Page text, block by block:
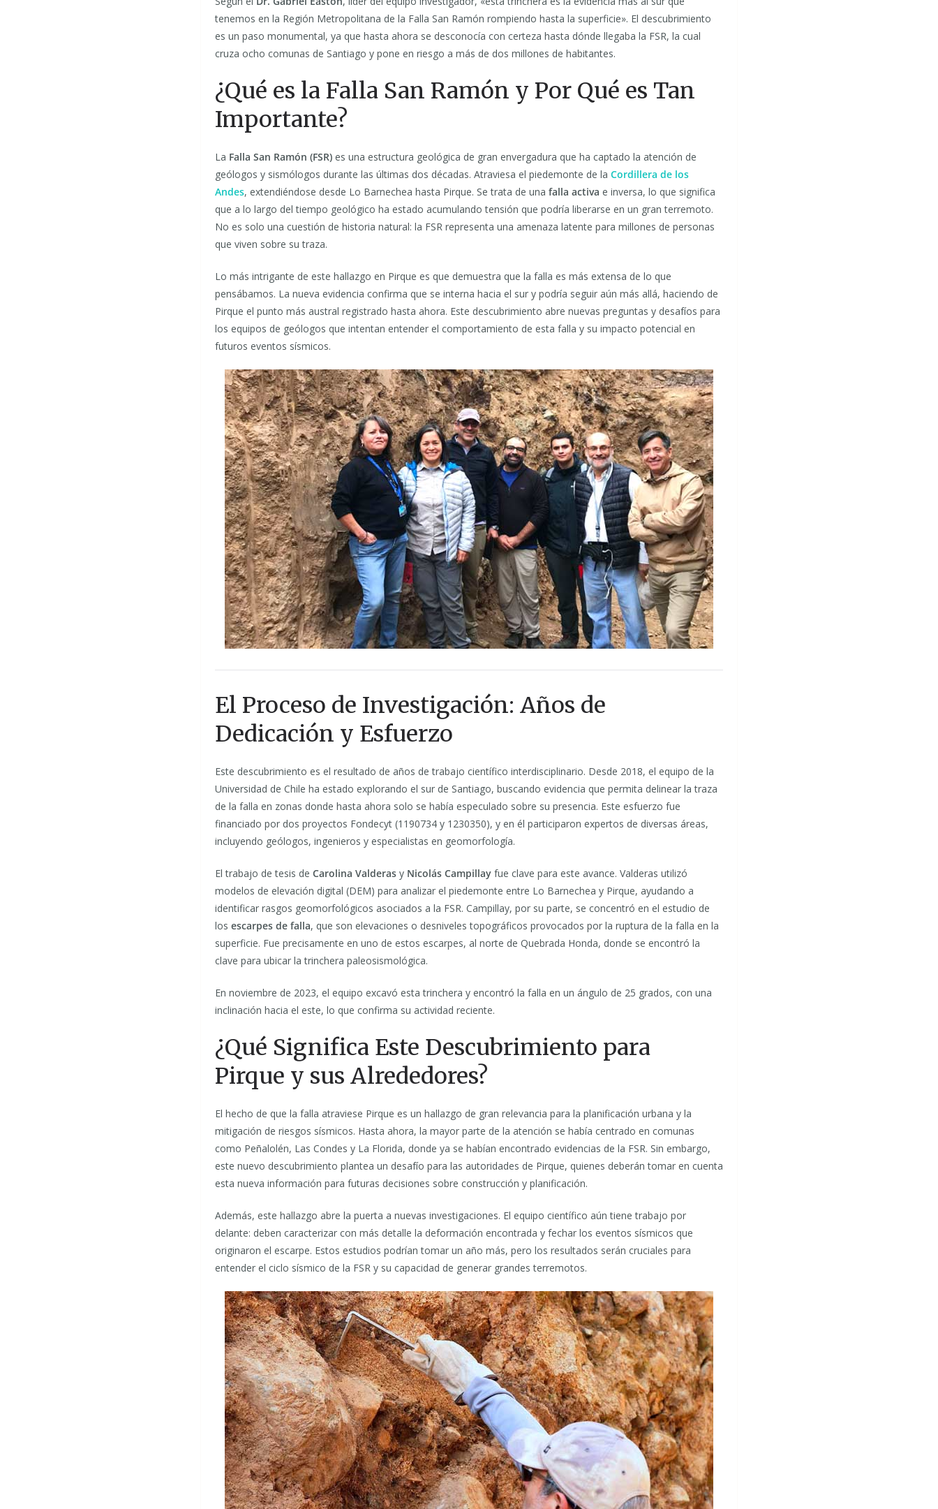
tenemos en la Región Metropolitana de la Falla San Ramón rompiendo hasta la superficie». El descubrimiento
es un paso monumental, ya que hasta ahora se desconocía con certeza hasta dónde llegaba la FSR, la cual
cruza ocho comunas de Santiago y pone en riesgo a más de dos millones de habitantes.
¿Qué es la Falla San Ramón y Por Qué es Tan
Importante?
La Falla San Ramón (FSR) es una estructura geológica de gran envergadura que ha captado la atención de
geólogos y sismólogos durante las últimas dos décadas. Atraviesa el piedemonte de la Cordillera de los
Andes, extendiéndose desde Lo Barnechea hasta Pirque. Se trata de una falla activa e inversa, lo que significa
que a lo largo del tiempo geológico ha estado acumulando tensión que podría liberarse en un gran terremoto.
No es solo una cuestión de historia natural: la FSR representa una amenaza latente para millones de personas
que viven sobre su traza.
Lo más intrigante de este hallazgo en Pirque es que demuestra que la falla es más extensa de lo que
pensábamos. La nueva evidencia confirma que se interna hacia el sur y podría seguir aún más allá, haciendo de
Pirque el punto más austral registrado hasta ahora. Este descubrimiento abre nuevas preguntas y desafíos para
los equipos de geólogos que intentan entender el comportamiento de esta falla y su impacto potencial en
futuros eventos sísmicos.
El Proceso de Investigación: Años de
Dedicación y Esfuerzo
Este descubrimiento es el resultado de años de trabajo científico interdisciplinario. Desde 2018, el equipo de la
Universidad de Chile ha estado explorando el sur de Santiago, buscando evidencia que permita delinear la traza
de la falla en zonas donde hasta ahora solo se había especulado sobre su presencia. Este esfuerzo fue
financiado por dos proyectos Fondecyt (1190734 y 1230350), y en él participaron expertos de diversas áreas,
incluyendo geólogos, ingenieros y especialistas en geomorfología.
El trabajo de tesis de Carolina Valderas y Nicolás Campillay fue clave para este avance. Valderas utilizó
modelos de elevación digital (DEM) para analizar el piedemonte entre Lo Barnechea y Pirque, ayudando a
identificar rasgos geomorfológicos asociados a la FSR. Campillay, por su parte, se concentró en el estudio de
los escarpes de falla, que son elevaciones o desniveles topográficos provocados por la ruptura de la falla en la
superficie. Fue precisamente en uno de estos escarpes, al norte de Quebrada Honda, donde se encontró la
clave para ubicar la trinchera paleosismológica.
En noviembre de 2023, el equipo excavó esta trinchera y encontró la falla en un ángulo de 25 grados, con una
inclinación hacia el este, lo que confirma su actividad reciente.
¿Qué Significa Este Descubrimiento para
Pirque y sus Alrededores?
El hecho de que la falla atraviese Pirque es un hallazgo de gran relevancia para la planificación urbana y la
mitigación de riesgos sísmicos. Hasta ahora, la mayor parte de la atención se había centrado en comunas
como Peñalolén, Las Condes y La Florida, donde ya se habían encontrado evidencias de la FSR. Sin embargo,
este nuevo descubrimiento plantea un desafío para las autoridades de Pirque, quienes deberán tomar en cuenta
esta nueva información para futuras decisiones sobre construcción y planificación.
Además, este hallazgo abre la puerta a nuevas investigaciones. El equipo científico aún tiene trabajo por
delante: deben caracterizar con más detalle la deformación encontrada y fechar los eventos sísmicos que
originaron el escarpe. Estos estudios podrían tomar un año más, pero los resultados serán cruciales para
entender el ciclo sísmico de la FSR y su capacidad de generar grandes terremotos.